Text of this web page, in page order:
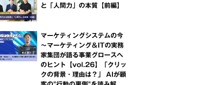
と「人間力」の本質【前編】
マーケティングシステムの今
～マーケティング＆ITの実務
家集団が語る事業グロースへ
のヒント【vol.26】「クリッ
クの背景・理由は？」 AIが顧